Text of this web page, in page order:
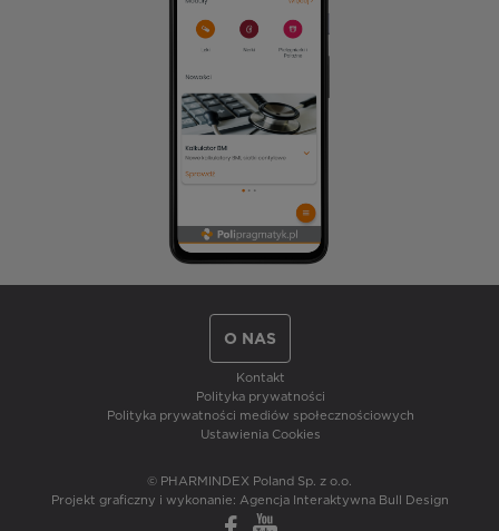
O NAS
Kontakt
Polityka prywatności
Polityka prywatności mediów społecznościowych
Ustawienia Cookies
© PHARMINDEX Poland Sp. z o.o.
Projekt graficzny i wykonanie: Agencja Interaktywna Bull Design